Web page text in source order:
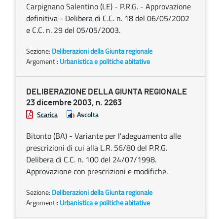
Carpignano Salentino (LE) - P.R.G. - Approvazione
definitiva - Delibera di C.C. n. 18 del 06/05/2002
e C.C. n. 29 del 05/05/2003.
Sezione: Deliberazioni della Giunta regionale
Argomenti: Urbanistica e politiche abitative
DELIBERAZIONE DELLA GIUNTA REGIONALE
23 dicembre 2003, n. 2263
Scarica Ascolta
Bitonto (BA) - Variante per l'adeguamento alle
prescrizioni di cui alla L.R. 56/80 del P.R.G.
Delibera di C.C. n. 100 del 24/07/1998.
Approvazione con prescrizioni e modifiche.
Sezione: Deliberazioni della Giunta regionale
Argomenti: Urbanistica e politiche abitative